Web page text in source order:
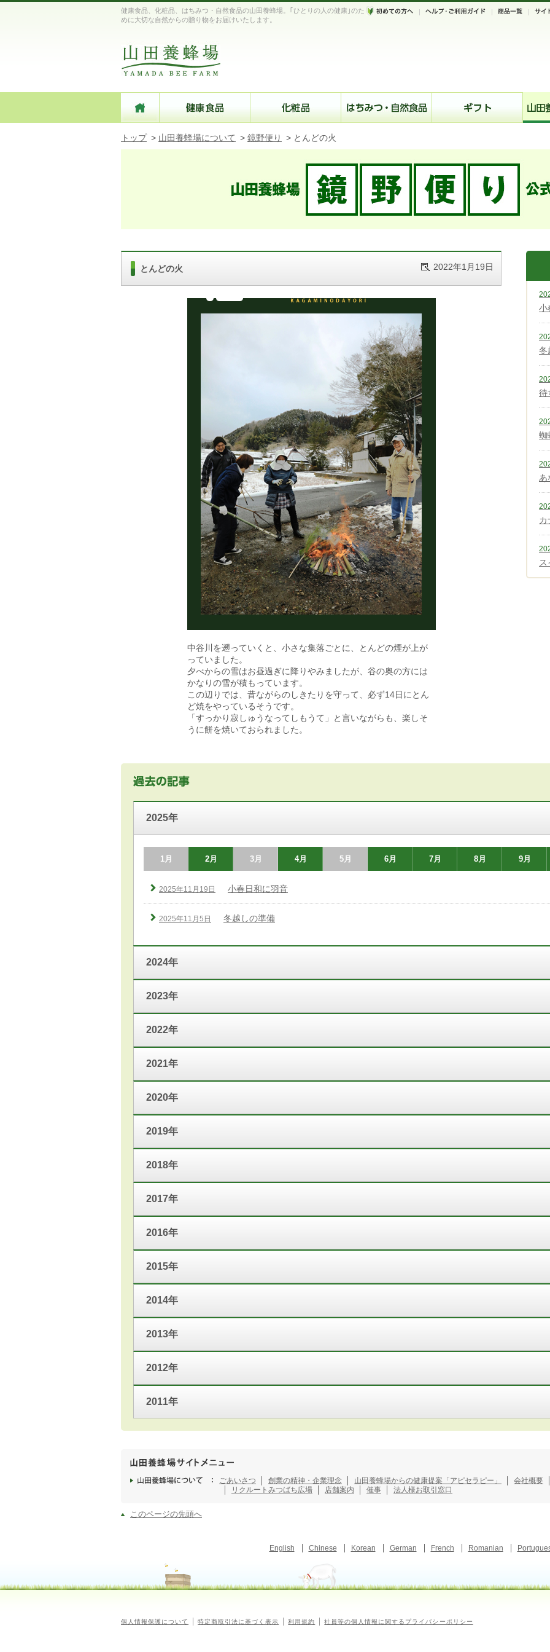
健康食品、化粧品、はちみつ・自然食品の山田養蜂場。｢ひとりの人の健康｣のた
めに大切な自然からの贈り物をお届けいたします。
トップ > 山田養蜂場について > 鏡野便り > とんどの火
とんどの火 2022年1月19日
中谷川を遡っていくと、小さな集落ごとに、とんどの煙が上が
っていました。
夕べからの雪はお昼過ぎに降りやみましたが、谷の奥の方には
かなりの雪が積もっています。
この辺りでは、昔ながらのしきたりを守って、必ず14日にとん
ど焼をやっているそうです。
「すっかり寂しゅうなってしもうて」と言いながらも、楽しそ
うに餅を焼いておられました。
小
冬
待
蜘
あ
カ
2025年
1月 2月 3月 4月 5月 6月 7月 8月 9月
2025年11月19日 小春日和に羽音
2025年11月5日 冬越しの準備
2024年
2023年
2022年
2021年
2020年
2019年
2018年
2017年
2016年
2015年
2014年
2013年
2012年
2011年
ごあいさつ 創業の精神・企業理念 山田養蜂場からの健康提案「アピセラピー」 会社概要
リクルート みつばち広場 店舗案内 催事 法人様お取引窓口
このページの先頭へ
English Chinese Korean German French Romanian
個人情報保護について 特定商取引法に基づく表示 利用規約 社員等の個人情報に関するプライバシーポリシー